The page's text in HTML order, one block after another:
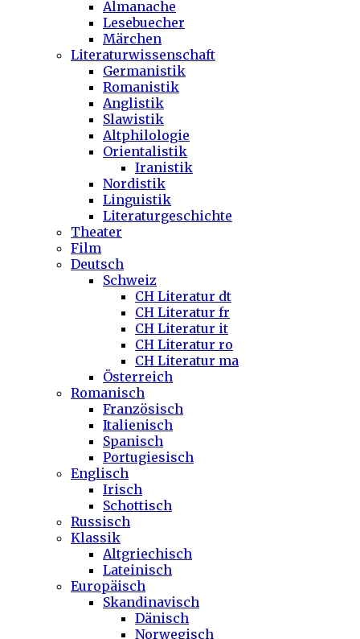
Almanache
Lesebuecher
Märchen
Literaturwissenschaft
Germanistik
Romanistik
Anglistik
Slawistik
Altphilologie
Orientalistik
Iranistik
Nordistik
Linguistik
Literaturgeschichte
Theater
Film
Deutsch
Schweiz
CH Literatur dt
CH Literatur fr
CH Literatur it
CH Literatur ro
CH Literatur ma
Österreich
Romanisch
Französisch
Italienisch
Spanisch
Portugiesisch
Englisch
Irisch
Schottisch
Russisch
Klassik
Altgriechisch
Lateinisch
Europäisch
Skandinavisch
Dänisch
Norwegisch